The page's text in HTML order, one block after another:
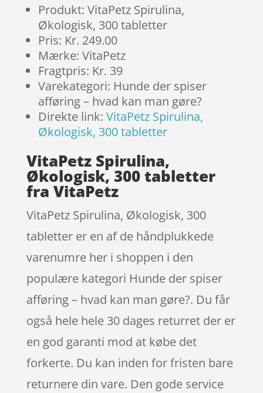
Produkt: VitaPetz Spirulina,
Økologisk, 300 tabletter
Pris: Kr. 249.00
Mærke: VitaPetz
Fragtpris: Kr. 39
Varekategori: Hunde der spiser
afføring – hvad kan man gøre?
Direkte link: VitaPetz Spirulina,
Økologisk, 300 tabletter
VitaPetz Spirulina,
Økologisk, 300 tabletter
fra VitaPetz
VitaPetz Spirulina, Økologisk, 300
tabletter er en af de håndplukkede
varenumre her i shoppen i den
populære kategori Hunde der spiser
afføring – hvad kan man gøre?. Du får
også hele hele 30 dages returret der er
en god garanti mod at købe det
forkerte. Du kan inden for fristen bare
returnere din vare. Den gode service